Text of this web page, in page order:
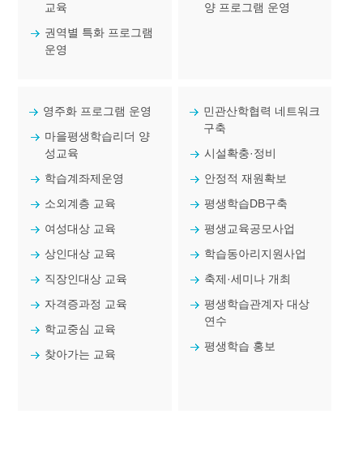
교육
권역별 특화 프로그램
운영
양 프로그램 운영
영주화 프로그램 운영
마을평생학습리더 양
성교육
학습계좌제운영
소외계층 교육
여성대상 교육
상인대상 교육
직장인대상 교육
자격증과정 교육
학교중심 교육
찾아가는 교육
민관산학협력 네트워크
구축
시설확충·정비
안정적 재원확보
평생학습DB구축
평생교육공모사업
학습동아리지원사업
축제·세미나 개최
평생학습관계자 대상
연수
평생학습 홍보